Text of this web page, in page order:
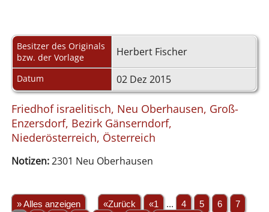
Besitzer des Originals
bzw. der Vorlage
Herbert Fischer
Datum 02 Dez 2015
Friedhof israelitisch, Neu Oberhausen, Groß-
Enzersdorf, Bezirk Gänserndorf,
Niederösterreich, Österreich
Notizen:2301 Neu Oberhausen
» Alles anzeigen «Zurück «1 ... 4 5 6
7